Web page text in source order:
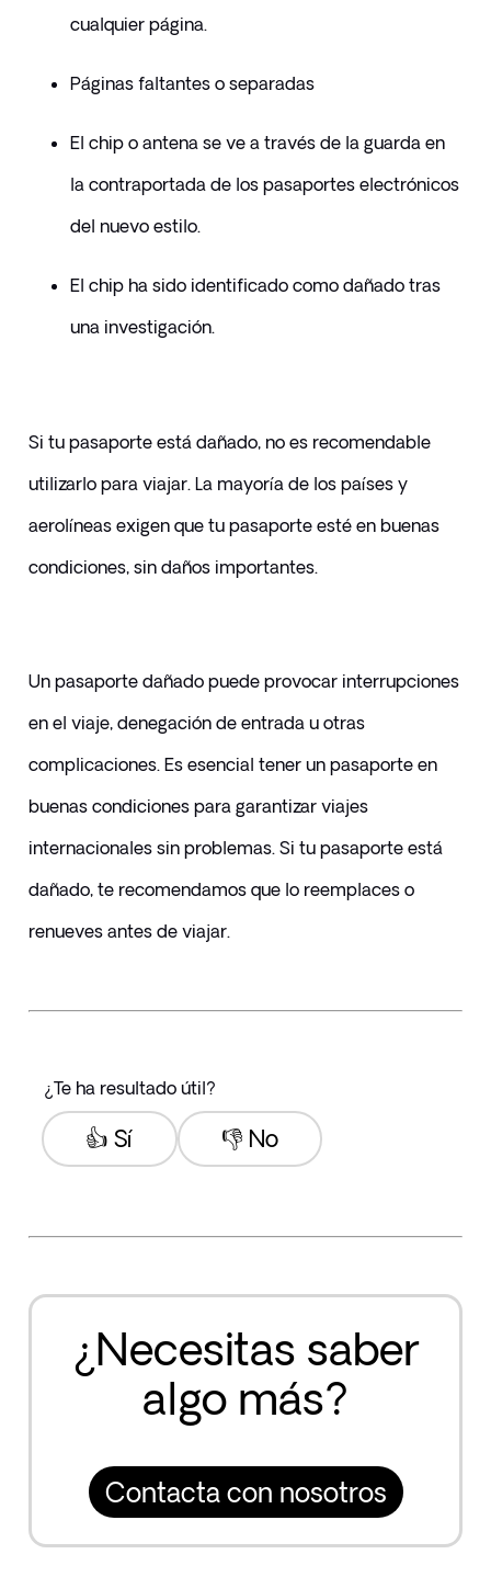
cualquier página.
Páginas faltantes o separadas
El chip o antena se ve a través de la guarda en
la contraportada de los pasaportes electrónicos
del nuevo estilo.
El chip ha sido identificado como dañado tras
una investigación.
Si tu pasaporte está dañado, no es recomendable
utilizarlo para viajar. La mayoría de los países y
aerolíneas exigen que tu pasaporte esté en buenas
condiciones, sin daños importantes.
Un pasaporte dañado puede provocar interrupciones
en el viaje, denegación de entrada u otras
complicaciones. Es esencial tener un pasaporte en
buenas condiciones para garantizar viajes
internacionales sin problemas. Si tu pasaporte está
dañado, te recomendamos que lo reemplaces o
renueves antes de viajar.
¿Te ha resultado útil?
👎 No
👍 Sí
¿Necesitas saber
algo más?
Contacta con nosotros